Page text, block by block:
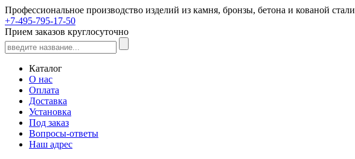
Профессиональное производство изделий из камня, бронзы, бетона и кованой стали
+7-495-795-17-50
Прием заказов круглосуточно
Каталог
О нас
Оплата
Доставка
Установка
Под заказ
Вопросы-ответы
Наш адрес